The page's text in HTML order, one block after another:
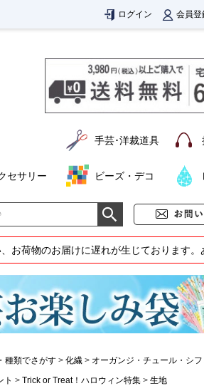
ログイン 会員登
手芸･洋裁道具
セサリー ビーズ・デコ
お荷物のお届けに遅れが生じております
種類でさがす 化繊
オーガンジ・チュール・シフ
ト Trick or Treat！ハロウィン特集
生地